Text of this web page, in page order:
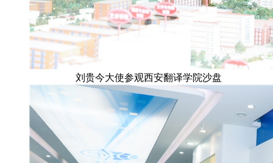
刘贵今大使参观西安翻译学院沙盘